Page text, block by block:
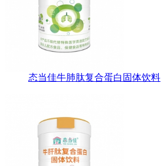
态当佳牛肺肽复合蛋白固体饮料